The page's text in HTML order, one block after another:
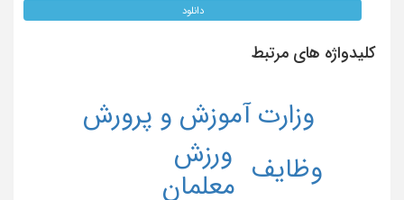
دانلود
کلیدواژه های مرتبط
معلمان
ورزش
وزارت آموزش و پرورش
وظایف